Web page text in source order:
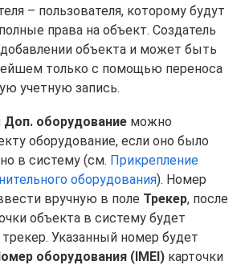
– пользователя, которому будут
права на объект. Создатель
добавлении объекта и может быть
только с помощью переноса
учетную запись.
Доп. оборудование можно
оборудование, если оно было
в систему (см. Прикрепление
оборудования). Номер
вручную в поле Трекер, после
объекта в систему будет
Указанный номер будет
оборудования (IMEI) карточки